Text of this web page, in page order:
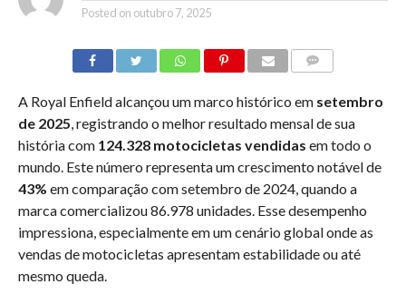
Posted on outubro 7, 2025
A Royal Enfield alcançou um marco histórico em setembro
de 2025, registrando o melhor resultado mensal de sua
história com 124.328 motocicletas vendidas em todo o
mundo. Este número representa um crescimento notável de
43% em comparação com setembro de 2024, quando a
marca comercializou 86.978 unidades. Esse desempenho
impressiona, especialmente em um cenário global onde as
vendas de motocicletas apresentam estabilidade ou até
mesmo queda.